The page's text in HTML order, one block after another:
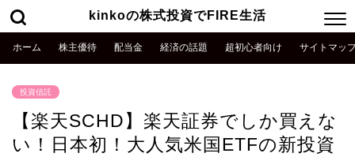
kinkoの株式投資でFIRE生活
ホーム 株主優待 配当金 経済の話題 超初心者向け サイトマッ
投資信託
【楽天SCHD】楽天証券でしか買えな
い！日本初！大人気米国ETFの新投資